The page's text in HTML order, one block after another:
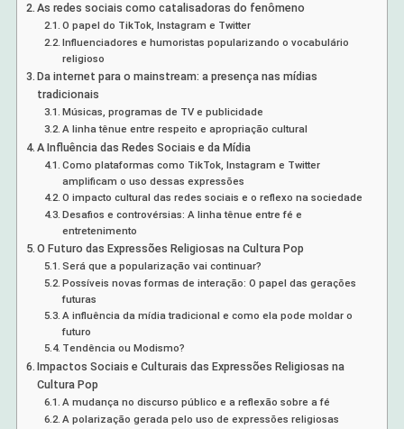
As redes sociais como catalisadoras do fenômeno
O papel do TikTok, Instagram e Twitter
Influenciadores e humoristas popularizando o vocabulário
religioso
Da internet para o mainstream: a presença nas mídias
tradicionais
Músicas, programas de TV e publicidade
A linha tênue entre respeito e apropriação cultural
A Influência das Redes Sociais e da Mídia
Como plataformas como TikTok, Instagram e Twitter
amplificam o uso dessas expressões
O impacto cultural das redes sociais e o reflexo na sociedade
Desafios e controvérsias: A linha tênue entre fé e
entretenimento
O Futuro das Expressões Religiosas na Cultura Pop
Será que a popularização vai continuar?
Possíveis novas formas de interação: O papel das gerações
futuras
A influência da mídia tradicional e como ela pode moldar o
futuro
Tendência ou Modismo?
Impactos Sociais e Culturais das Expressões Religiosas na
Cultura Pop
A mudança no discurso público e a reflexão sobre a fé
A polarização gerada pelo uso de expressões religiosas